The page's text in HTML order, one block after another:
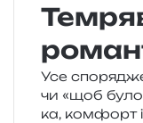
Усе
чи «щоб
ка, ком­форт